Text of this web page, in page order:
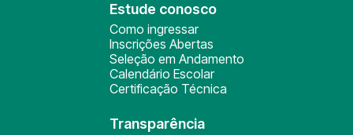
Estude conosco
Como ingressar
Inscrições Abertas
Seleção em Andamento
Calendário Escolar
Certificação Técnica
Transparência